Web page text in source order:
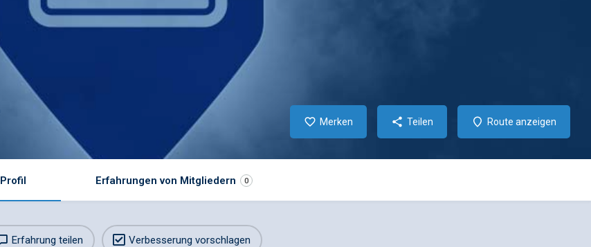
Merken Teilen Route anzeigen
Profil Erfahrungen von Mitgliedern 0
Erfahrung teilen Verbesserung vorschlagen